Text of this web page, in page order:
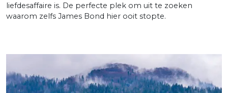
liefdesaffaire is. De perfecte plek om uit te zoeken
waarom zelfs James Bond hier ooit stopte.